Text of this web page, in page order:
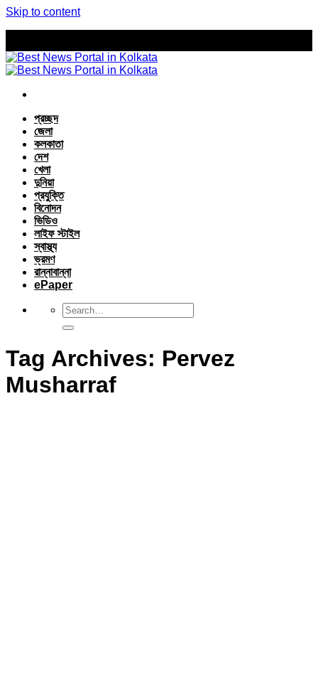
Skip to content
প্রচ্ছদ
জেলা
কলকাতা
দেশ
খেলা
দুনিয়া
প্রযুক্তি
বিনোদন
ভিডিও
লাইফ স্টাইল
স্বাস্থ্য
ভ্রমণ
রান্নাবান্না
ePaper
Tag Archives: Pervez
Musharraf